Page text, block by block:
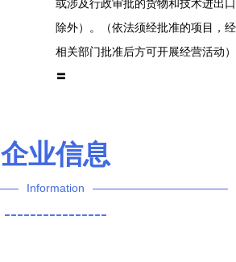
或涉及行政审批的货物和技术进出口
除外）。（依法须经批准的项目，经
相关部门批准后方可开展经营活动）
〓
企业信息
Information
----------------